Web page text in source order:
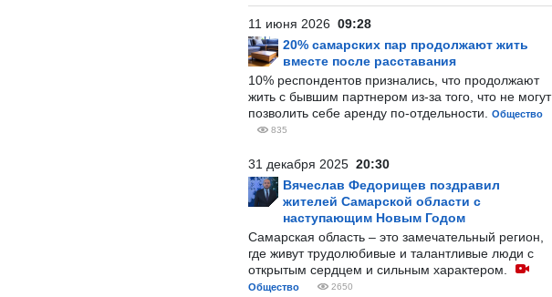
11 июня 2026 09:28
20% самарских пар продолжают жить
вместе после расставания
10% респондентов признались, что продолжают
жить с бывшим партнером из-за того, что не могут
позволить себе аренду по-отдельности.
Общество
835
31 декабря 2025 20:30
Вячеслав Федорищев поздравил
жителей Самарской области с
наступающим Новым Годом
Самарская область – это замечательный регион,
где живут трудолюбивые и талантливые люди с
открытым сердцем и сильным характером.
Общество 2650